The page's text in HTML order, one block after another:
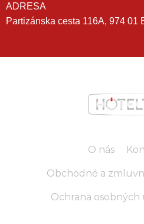
ADRESA
Partizánska cesta 116A, 974 01
O nás
Obchodné a
Ochrana osobných